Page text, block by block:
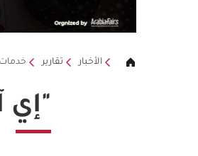
الأخبار تقارير خدمات
"إي